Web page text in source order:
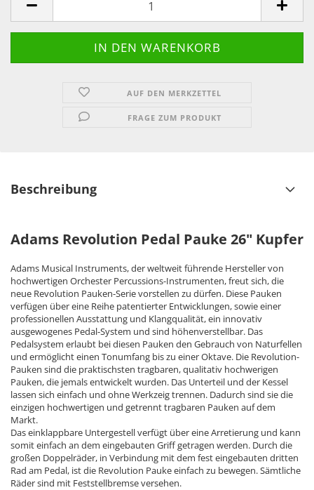
AUF DEN MERKZETTEL
FRAGE ZUM PRODUKT
Beschreibung
Adams Revolution Pedal Pauke 26" Kupfer
Adams Musical Instruments, der weltweit führende Hersteller von
hochwertigen Orchester Percussions-Instrumenten, freut sich, die
neue Revolution Pauken-Serie vorstellen zu dürfen. Diese Pauken
verfügen über eine Reihe patentierter Entwicklungen, sowie einer
professionellen Ausstattung und Klangqualität, ein innovativ
ausgewogenes Pedal-System und sind höhenverstellbar. Das
Pedalsystem erlaubt bei diesen Pauken den Gebrauch von Naturfellen
und ermöglicht einen Tonumfang bis zu einer Oktave. Die Revolution-
Pauken sind die praktischsten tragbaren, qualitativ hochwerigen
Pauken, die jemals entwickelt wurden. Das Unterteil und der Kessel
lassen sich einfach und ohne Werkzeig trennen. Dadurch sind sie die
einzigen hochwertigen und getrennt tragbaren Pauken auf dem
Markt.
Das einklappbare Untergestell verfügt über eine Arretierung und kann
somit einfach an dem eingebauten Griff getragen werden. Durch die
großen Doppelräder, in Verbindung mit dem fest eingebauten dritten
Rad am Pedal, ist die Revolution Pauke einfach zu bewegen. Sämtliche
Räder sind mit Feststellbremse versehen.